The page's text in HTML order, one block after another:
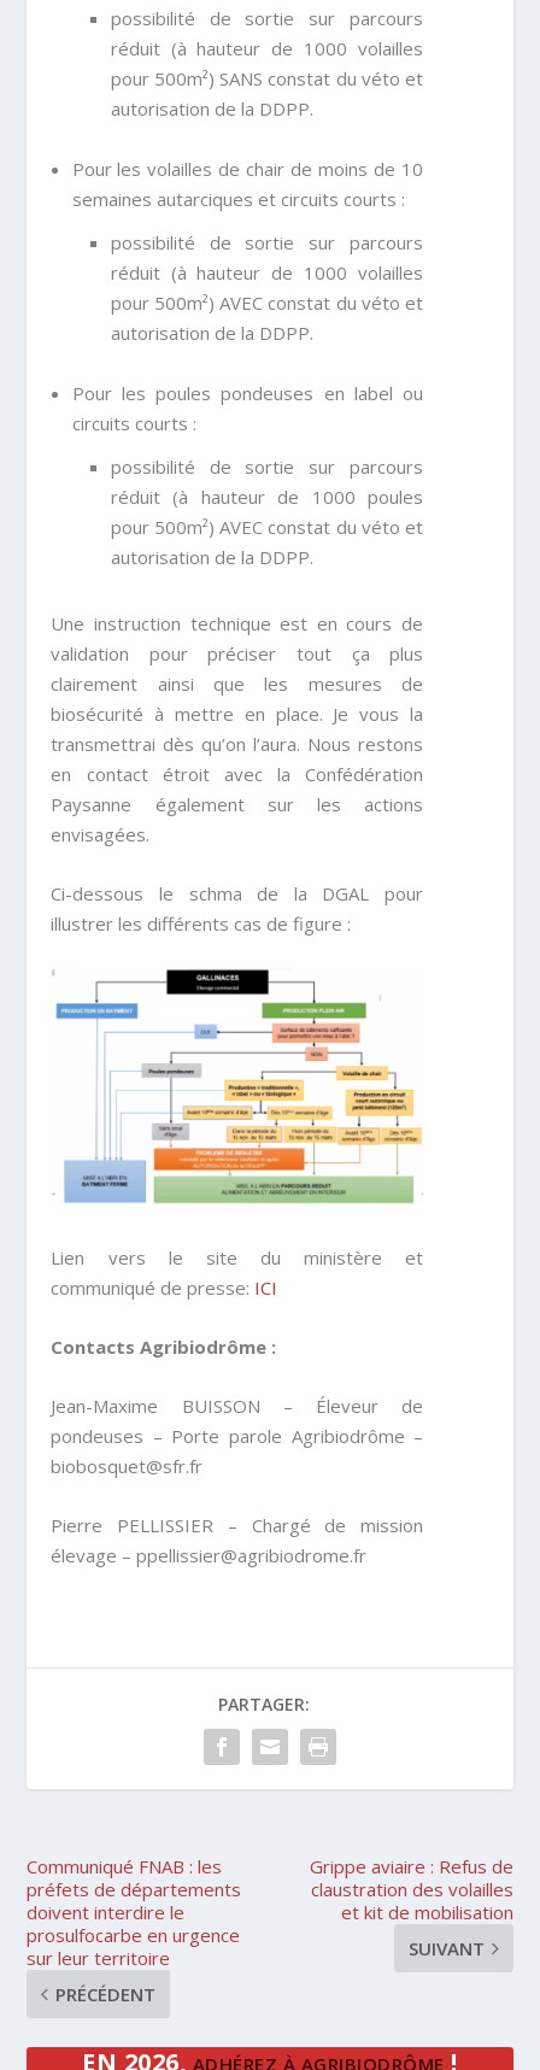
possibilité de sortie sur parcours
réduit (à hauteur de 1000 volailles
pour 500m²) SANS constat du véto et
autorisation de la DDPP.
Pour les volailles de chair de moins de 10
semaines autarciques et circuits courts :
possibilité de sortie sur parcours
réduit (à hauteur de 1000 volailles
pour 500m²) AVEC constat du véto et
autorisation de la DDPP.
Pour les poules pondeuses en label ou
circuits courts :
possibilité de sortie sur parcours
réduit (à hauteur de 1000 poules
pour 500m²) AVEC constat du véto et
autorisation de la DDPP.
Une instruction technique est en cours de
validation pour préciser tout ça plus
clairement ainsi que les mesures de
biosécurité à mettre en place. Je vous la
transmettrai dès qu’on l’aura. Nous restons
en contact étroit avec la Confédération
Paysanne également sur les actions
envisagées.
Ci-dessous le schma de la DGAL pour
illustrer les différents cas de figure :
Lien vers le site du ministère et
communiqué de presse: ICI
Contacts Agribiodrôme :
Jean-Maxime BUISSON – Éleveur de
pondeuses – Porte parole Agribiodrôme –
biobosquet@sfr.fr
Pierre PELLISSIER – Chargé de mission
élevage – ppellissier@agribiodrome.fr
PARTAGER:
Communiqué FNAB : les
préfets de départements
doivent interdire le
prosulfocarbe en urgence
sur leur territoire
PRÉCÉDENT
Grippe aviaire : Refus de
claustration des volailles
et kit de mobilisation
SUIVANT
EN 2026, ADHÉREZ À AGRIBIODRÔME !